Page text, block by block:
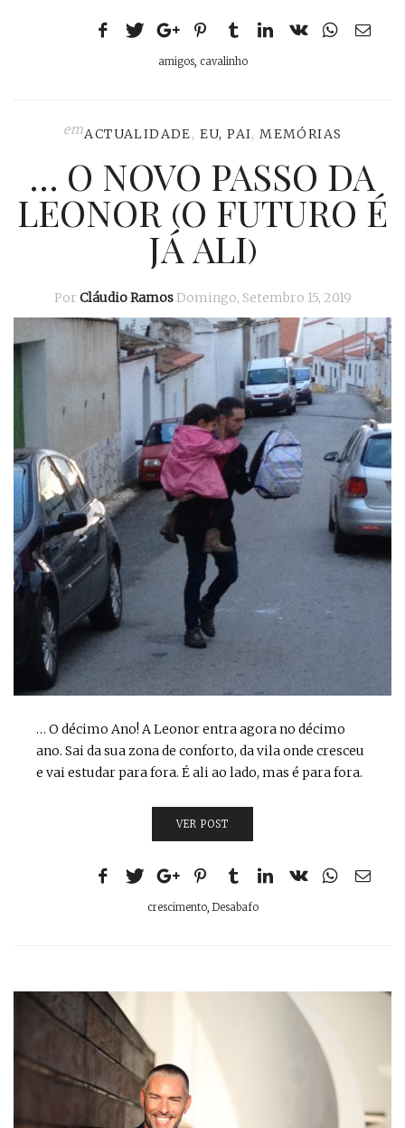
amigos, cavalinho
emACTUALIDADE, EU, PAI,MEMÓRIAS
… O NOVO PASSO DA
LEONOR (O FUTURO É
JÁ ALI)
Por Cláudio RamosDomingo, Setembro 15, 2019
… O décimo Ano! A Leonor entra agora no décimo
ano. Sai da sua zona de conforto, da vila onde cresceu
e vai estudar para fora. É ali ao lado, mas é para fora.
VER POST
crescimento, Desabafo